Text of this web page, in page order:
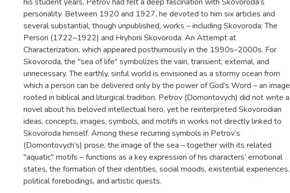
personality. Between 1920 and 1927, he devoted to him six articles and
several substantial, though unpublished, works – including Skovoroda: The
Person (1722–1922) and Hryhorii Skovoroda: An Attempt at
Characterization, which appeared posthumously in the 1990s–2000s. For
Skovoroda, the "sea of life" symbolizes the vain, transient, external, and
unnecessary. The earthly, sinful world is envisioned as a stormy ocean from
which a person can be delivered only by the power of God’s Word – an image
rooted in biblical and liturgical tradition. Petrov (Domontovych) did not write a
novel about his beloved intellectual hero, yet he reinterpreted Skovorodian
ideas, concepts, images, symbols, and motifs in works not directly linked to
Skovoroda himself. Among these recurring symbols in Petrov’s
(Domontovych’s) prose, the image of the sea – together with its related
"aquatic" motifs – functions as a key expression of his characters’ emotional
states, the formation of their identities, social moods, existential experiences,
political forebodings, and artistic quests.